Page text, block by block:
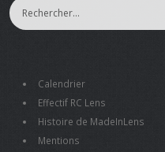
Calendrier
Effectif RC Lens
Histoire de MadeInLens
Mentions